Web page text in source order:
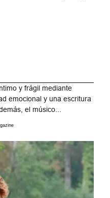
y frágil mediante
emocional y una escritura
el músico...